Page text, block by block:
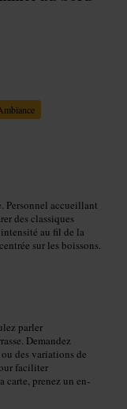
Personnel accueillant
des classiques
au fil de la
sur les boissons.
parler
Demandez
des variations de
faciliter
carte, prenez un en-